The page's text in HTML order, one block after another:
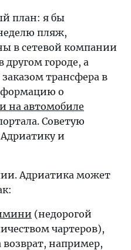
план: я бы
пляж,
в сетевой компании
другом городе, а
трансфера в
о
на автомобиле
Советую
и
Адриатика может
(недорогой
чартеров),
возврат, например,